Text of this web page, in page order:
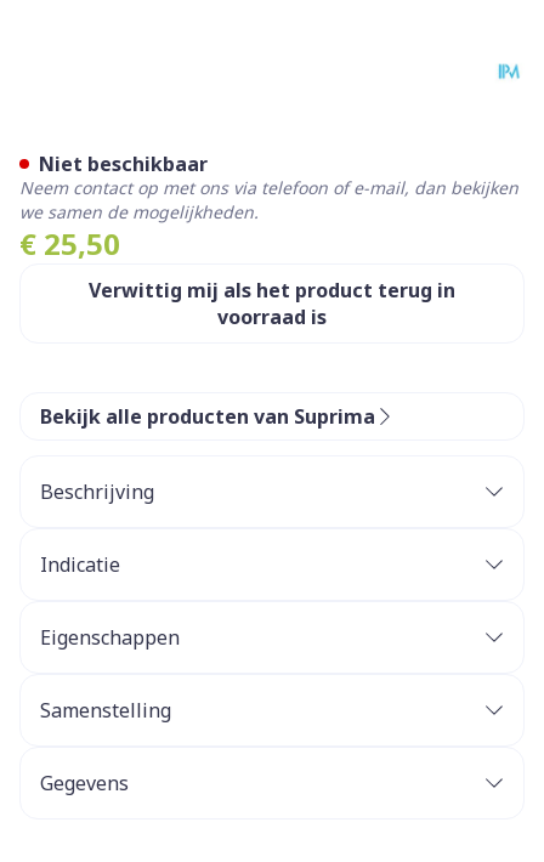
€ 25,50
Verwittig mij als het product terug in
voorraad is
Niet beschikbaar
Neem contact op met ons via telefoon of e-mail, dan bekijken
we samen de mogelijkheden.
Bekijk alle producten van Suprima
Beschrijving
Indicatie
Eigenschappen
Samenstelling
Gegevens